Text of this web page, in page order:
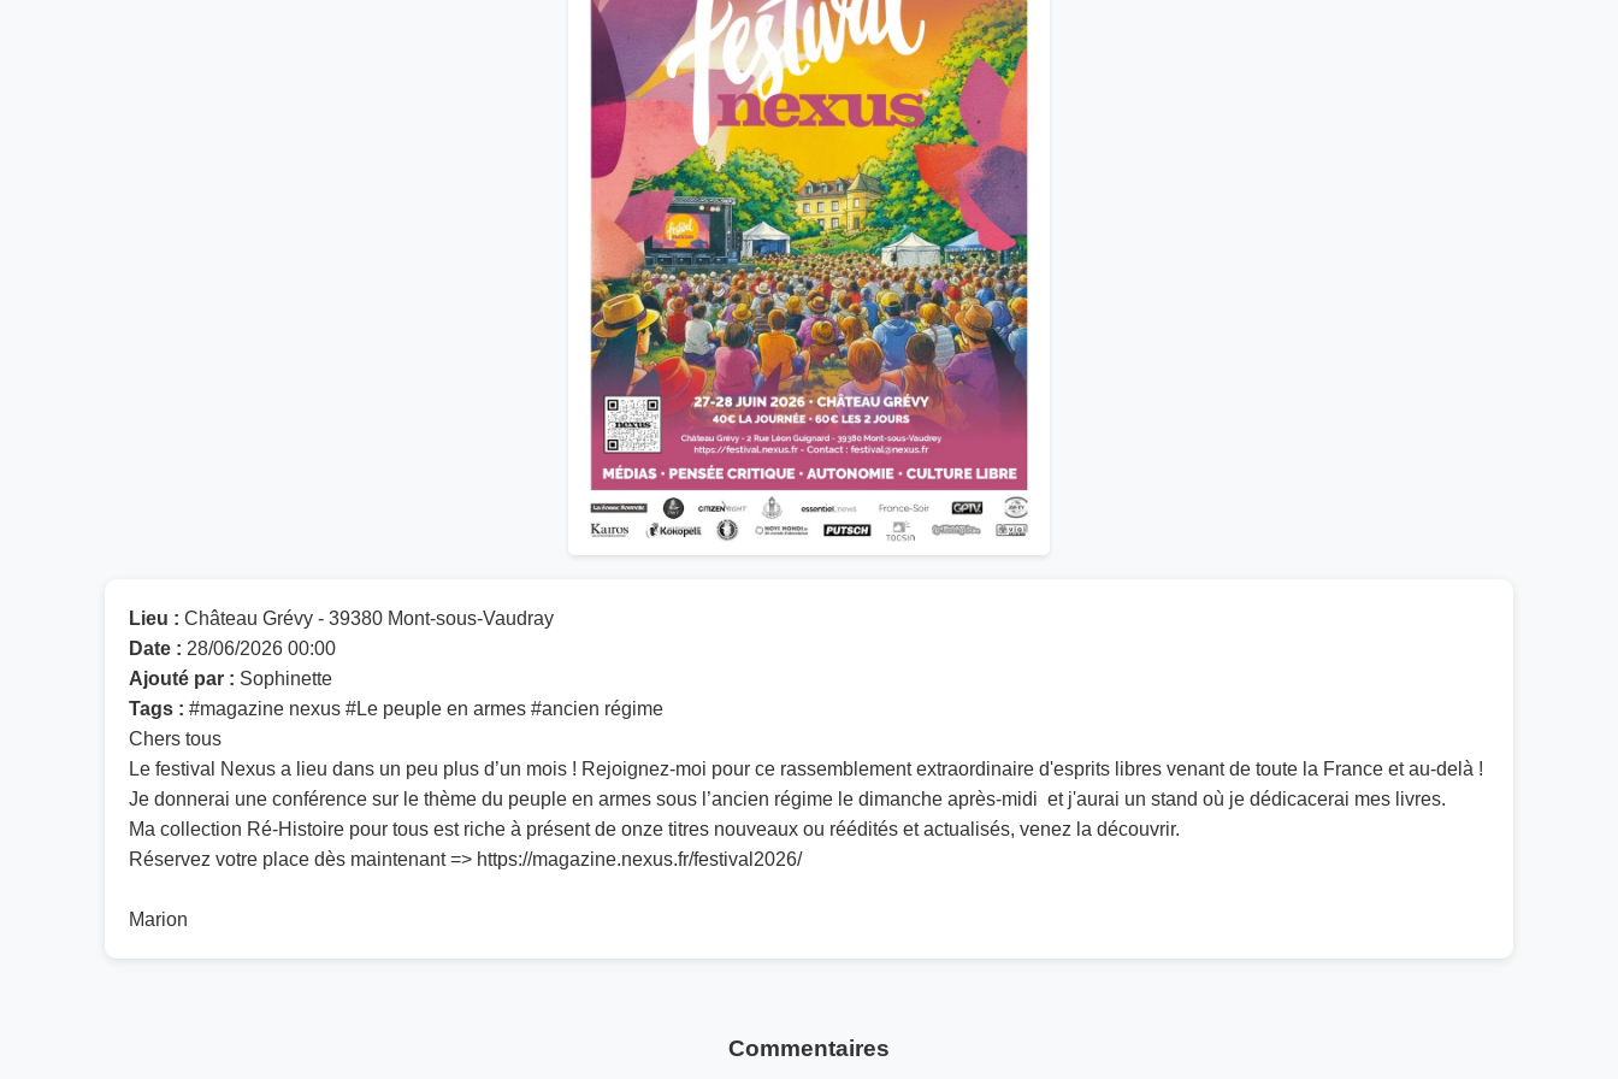
Lieu : Château Grévy - 39380 Mont-sous-Vaudray
Date : 28/06/2026 00:00
Ajouté par : Sophinette
Tags : #magazine nexus #Le peuple en armes #ancien régime
Chers tous
Le festival Nexus a lieu dans un peu plus d’un mois ! Rejoignez-moi pour ce rassemblement extraordinaire d'esprits libres venant de toute la France et au-delà !
Je donnerai une conférence sur le thème du peuple en armes sous l’ancien régime le dimanche après-midi et j'aurai un stand où je dédicacerai mes livres.
Ma collection Ré-Histoire pour tous est riche à présent de onze titres nouveaux ou réédités et actualisés, venez la découvrir.
Réservez votre place dès maintenant => https://magazine.nexus.fr/festival2026/
Marion
Commentaires